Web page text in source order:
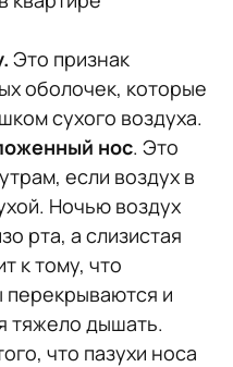
Это признак
оболочек, которые
сухого воздуха.
нос. Это
если воздух в
Ночью воздух
рта, а слизистая
к тому, что
перекрываются и
тяжело дышать.
что пазухи носа